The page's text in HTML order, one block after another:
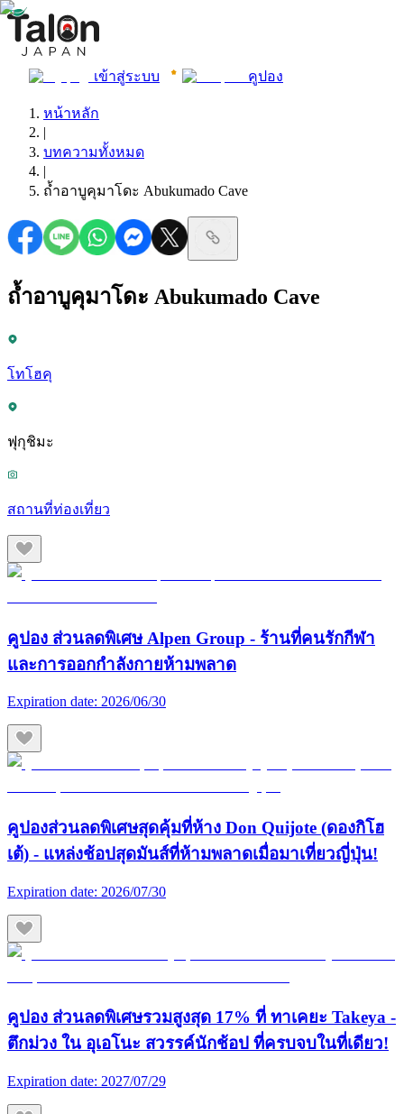
เข้าสู่ระบบ คูปอง
หน้าหลัก
|
บทความทั้งหมด
|
ถ้ำอาบูคุมาโดะ Abukumado Cave
ถ้ำอาบูคุมาโดะ Abukumado Cave
โทโฮคุ
ฟุกุชิมะ
สถานที่ท่องเที่ยว
คูปอง ส่วนลดพิเศษ Alpen Group - ร้านที่คนรักกีฬา
และการออกกำลังกายห้ามพลาด
Expiration date: 2026/06/30
คูปองส่วนลดพิเศษสุดคุ้มที่ห้าง Don Quijote (ดองกิโฮ
เต้) - แหล่งช้อปสุดมันส์ที่ห้ามพลาดเมื่อมาเที่ยวญี่ปุ่น!
Expiration date: 2026/07/30
คูปอง ส่วนลดพิเศษรวมสูงสุด 17% ที่ ทาเคยะ Takeya -
ตึกม่วง ใน อุเอโนะ สวรรค์นักช้อป ที่ครบจบในที่เดียว!
Expiration date: 2027/07/29